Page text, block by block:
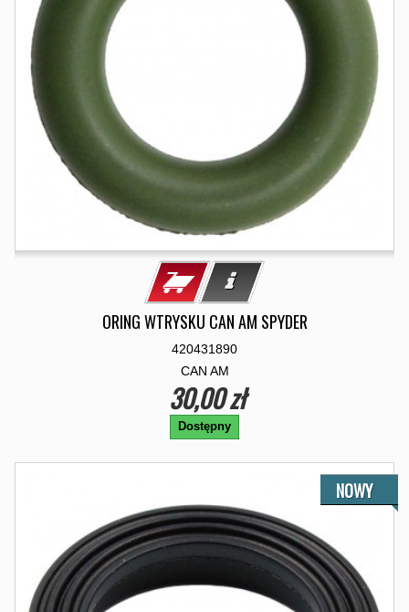
ORING WTRYSKU CAN AM SPYDER
420431890
CAN AM
30,00 zł
Dostępny
NOWY